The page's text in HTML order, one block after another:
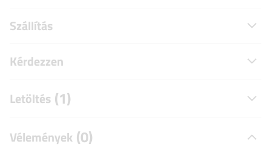
Szállítás
Kérdezzen
Letöltés (1)
Vélemények (0)